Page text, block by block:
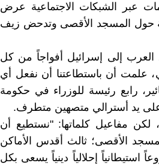
عبر الشبكات الاجتماعية عرض
حول المسجد الأقصى وتدحض زيف
إلى إسرائيل أفواجاً من كل
علمت أن باستطاعتنا أن نفعل أي
رابع رئيسة للوزراء في حكومة
على يد أسترالي متصهين متطرف.
مفاعيل كلماتها: "نستطيع أن
الأقصى؛ ثالث أقدس الأماكن
استيطانياً إحلالياً دينياً يسعى بكل